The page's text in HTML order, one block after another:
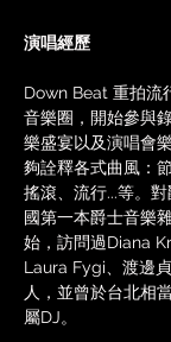
演唱經歷
Down Beat 重拍流
音樂圈，開始參與
樂盛宴以及演唱會
夠詮釋各式曲風：
搖滾、流行...等。
國第一本爵士音樂
始，訪問過Diana
Laura Fygi、渡邊
人，並曾於台北相
屬DJ。